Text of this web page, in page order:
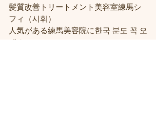
髪質改善トリートメント美容室練馬シ
フィ（시휘）
人気がある練馬美容院に한국 분도 꼭 오
세요